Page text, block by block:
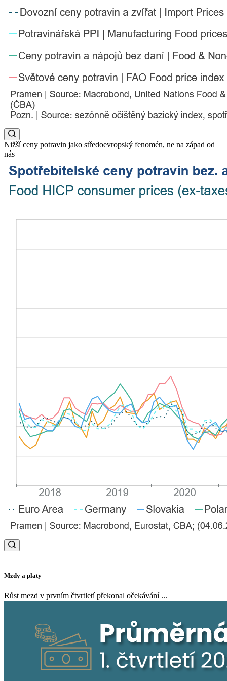
Nižší ceny potravin jako středoevropský fenomén, ne na západ od
nás
Mzdy a platy
Růst mezd v prvním čtvrtletí překonal očekávání ...